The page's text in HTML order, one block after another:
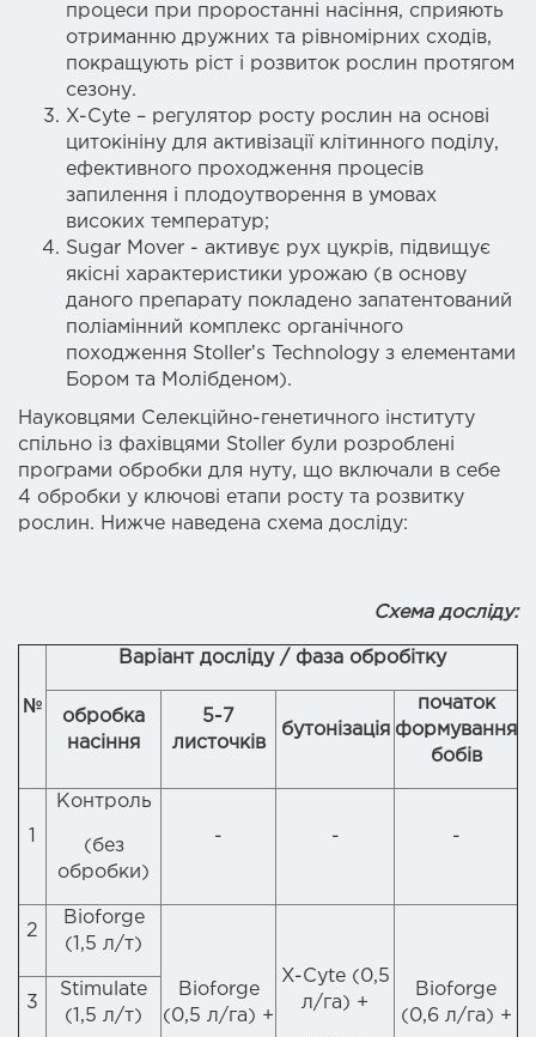
процеси при проростанні насіння, сприяють
отриманню дружних та рівномірних сходів,
покращують ріст і розвиток рослин протягом
сезону.
X-Cyte – регулятор росту рослин на основі
цитокініну для активізації клітинного поділу,
ефективного проходження процесів
запилення і плодоутворення в умовах
високих температур;
Sugar Mover - активує рух цукрів, підвищує
якісні характеристики урожаю (в основу
даного препарату покладено запатентований
поліамінний комплекс органічного
походження Stollerʼs Technology з елементами
Бором та Молібденом).
Науковцями Селекційно-генетичного інституту
спільно із фахівцями Stoller були розроблені
програми обробки для нуту, що включали в себе
4 обробки у ключові етапи росту та розвитку
рослин. Нижче наведена схема досліду:
Схема досліду:
№
Варіант досліду / фаза обробітку
обробка
насіння
5-7
листочків
бутонізація
початок
формування
бобів
Контроль
(без
обробки)
- - -
2
Bioforge
(1,5 л/т)
Bioforge
(0,5 л/га) +
X-Cyte (0,5
л/га) +
Bioforge
(0,6 л/га) +
3
Stimulate
(1,5 л/т)